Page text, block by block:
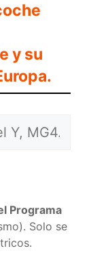
y su
Programa
Solo se